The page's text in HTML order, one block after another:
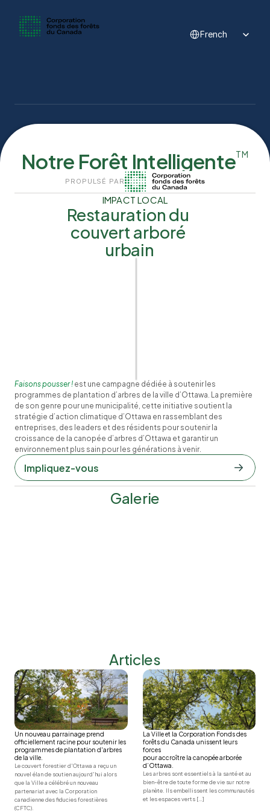
French
Notre Forêt IntelligenteTM
PROPULSÉ PAR
IMPACT LOCAL
Restauration du
couvert arboré
urbain
Faisons pousser !est une campagne dédiée à soutenir les
programmes de plantation d’arbres de la ville d’Ottawa. La première
de son genre pour une municipalité, cette initiative soutient la
stratégie d’action climatique d’Ottawa en rassemblant des
entreprises, des leaders et des résidents pour soutenir la
croissance de la canopée d’arbres d’Ottawa et garantir un
environnement plus sain pour les générations à venir.
Impliquez-vous
Galerie
Articles
Un nouveau parrainage prend
officiellement racine pour soutenir les
programmes de plantation d'arbres
de la ville.
Le couvert forestier d'Ottawa a reçu un
nouvel élan de soutien aujourd'hui alors
que la Ville a célébré un nouveau
partenariat avec la Corporation
canadienne des fiducies forestières
(CFTC).
La Ville et la Corporation Fonds des
forêts du Canada unissent leurs
forces
pour accroître la canopée arborée
d’Ottawa.
Les arbres sont essentiels à la santé et au
bien-être de toute forme de vie sur notre
planète. Ils embellissent les communautés
et les espaces verts […]